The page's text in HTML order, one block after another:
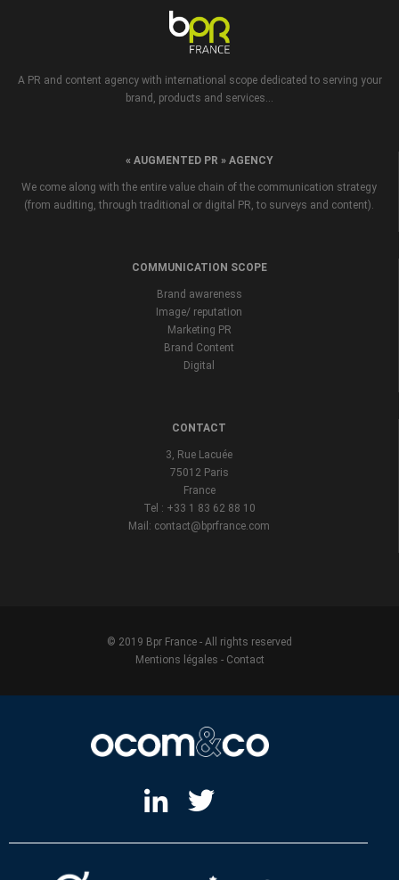
A PR and content agency with international scope dedicated to serving your
brand, products and services...
« AUGMENTED PR » AGENCY
We come along with the entire value chain of the communication strategy
(from auditing, through traditional or digital PR, to surveys and content).
COMMUNICATION SCOPE
Brand awareness
Image/ reputation
Marketing PR
Brand Content
Digital
CONTACT
3, Rue Lacuée
75012 Paris
France
Tel : +33 1 83 62 88 10
Mail: contact@bprfrance.com
© 2019 Bpr France - All rights reserved
Mentions légales - Contact